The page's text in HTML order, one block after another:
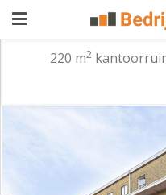
220 m2